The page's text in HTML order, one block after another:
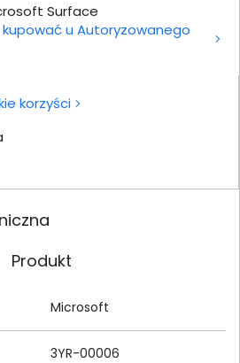
korzyści
Surface
u Autoryzowanego
Produkt
Microsoft
3YR-00006